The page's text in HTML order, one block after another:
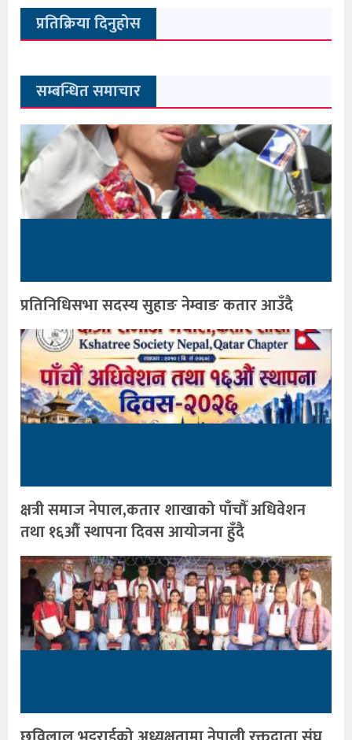
प्रतिक्रिया दिनुहोस
सम्बन्धित समाचार
प्रतिनिधिसभा सदस्य सुहाङ नेम्वाङ कतार आउँदै
क्षत्री समाज नेपाल,कतार शाखाको पाँचौँ अधिवेशन
तथा १६औँ स्थापना दिवस आयोजना हुँदै